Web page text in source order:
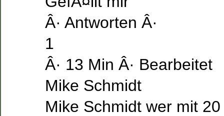
Â· Antworten Â·
1
Â· 13 Min Â· Bearbeitet
Mike Schmidt
Mike Schmidt wer mit